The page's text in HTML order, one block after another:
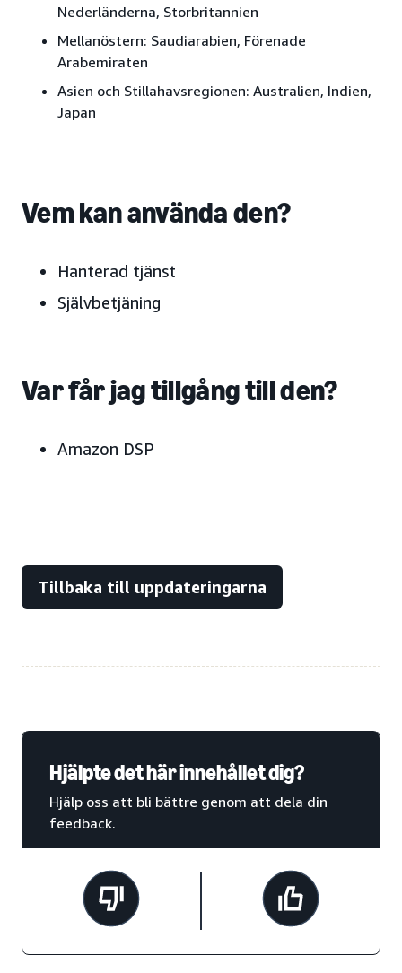
Nederländerna, Storbritannien
Mellanöstern: Saudiarabien, Förenade
Arabemiraten
Asien och Stillahavsregionen: Australien, Indien,
Japan
Vem kan använda den?
Hanterad tjänst
Självbetjäning
Var får jag tillgång till den?
Amazon DSP
Tillbaka till uppdateringarna
Hjälpte det här innehållet dig?
Hjälp oss att bli bättre genom att dela din
feedback.